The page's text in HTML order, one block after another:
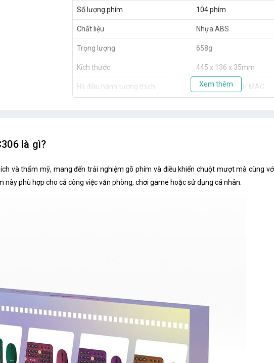
Số lượng phím 104 phím
Chất liệu Nhựa ABS
Trọng lượng 658g
Kích thước 445 x 136 x 35mm
Hệ điều hành tương thích WIN XP/7/8/10/ MAC
Số lượng nút bấm 4 nút
Xem thêm
là gì?
và thẩm mỹ, mang đến trải nghiệm gõ phím và điều khiển chuột mượt mà cùng
phù hợp cho cả công việc văn phòng, chơi game hoặc sử dụng cá nhân.